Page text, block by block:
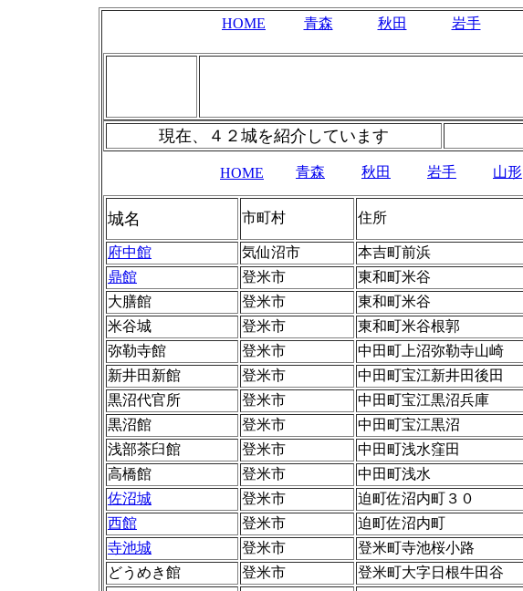
HOME 青森 秋田 岩手
現在、４２城を紹介しています
HOME 青森 秋田 岩手 山形
城名 市町村 住所
府中館
気仙沼市 本吉町前浜
鼎館
登米市 東和町米谷
大膳館
登米市 東和町米谷
米谷城
登米市 東和町米谷根郭
弥勒寺館
登米市 中田町上沼弥勒寺山崎
新井田新館
登米市 中田町宝江新井田後田
黒沼代官所
登米市 中田町宝江黒沼兵庫
黒沼館
登米市 中田町宝江黒沼
浅部茶臼館
登米市 中田町浅水窪田
高橋館
登米市 中田町浅水
佐沼城
登米市 迫町佐沼内町３０
西館
登米市 迫町佐沼内町
寺池城
登米市 登米町寺池桜小路
どうめき館
登米市 登米町大字日根牛田谷